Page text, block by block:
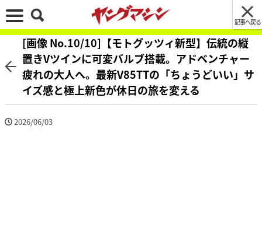
記事へ戻る
[画像 No.10/10]【モトグッツィ新型】伝統の縦
置きVツインに可変バルブ搭載。アドベンチャー
疲れの大人へ。最新V85TTの「ちょうどいい」サ
イズ感と極上新色が休日の旅を変える
2026/06/03